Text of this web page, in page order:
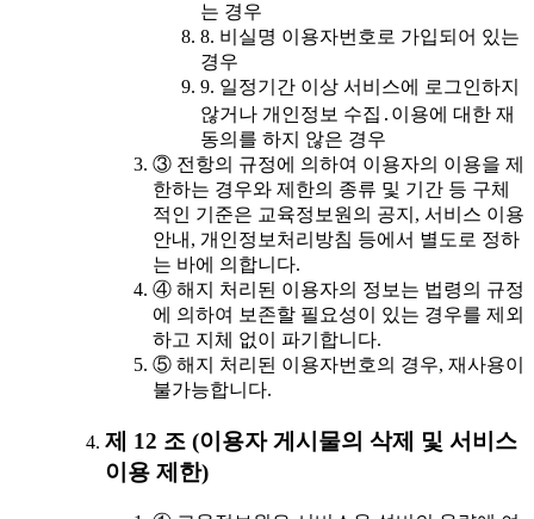
는 경우
8. 비실명 이용자번호로 가입되어 있는
경우
9. 일정기간 이상 서비스에 로그인하지
않거나 개인정보 수집․이용에 대한 재
동의를 하지 않은 경우
③ 전항의 규정에 의하여 이용자의 이용을 제
한하는 경우와 제한의 종류 및 기간 등 구체
적인 기준은 교육정보원의 공지, 서비스 이용
안내, 개인정보처리방침 등에서 별도로 정하
는 바에 의합니다.
④ 해지 처리된 이용자의 정보는 법령의 규정
에 의하여 보존할 필요성이 있는 경우를 제외
하고 지체 없이 파기합니다.
⑤ 해지 처리된 이용자번호의 경우, 재사용이
불가능합니다.
제 12 조 (이용자 게시물의 삭제 및 서비스
이용 제한)